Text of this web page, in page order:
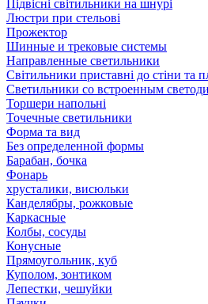
Підвісні світильники на шнурі
Люстри при стельові
Прожектор
Шинные и трековые системы
Направленные светильники
Світильники приставні до стіни та
Светильники со встроенным
Торшери напольні
Точечные светильники
Форма та вид
Без определенной формы
Барабан, бочка
Фонарь
хрусталики, висюльки
Канделябры, рожковые
Каркасные
Колбы, сосуды
Конусные
Прямоугольник, куб
Куполом, зонтиком
Лепестки, чешуйки